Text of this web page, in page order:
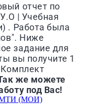
отчет по
| Учебная
. Работа была
Ниже
задание для
вы получите 1
же можете
под Вас!
МТИ (МОИ)